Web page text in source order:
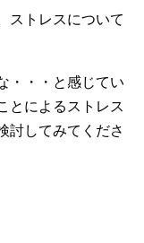
ストレスについて
・・・と感じてい
とによるストレス
討してみてくださ